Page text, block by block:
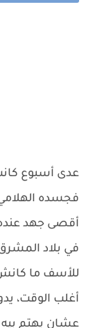
عدى أسبوع
فجسده
أقصى جهد
في بلاد
للأسف ما كانش
أغلب الوقت،
عشان يهتم بيه